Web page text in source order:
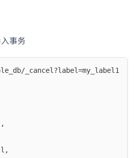
事务
_cancel?label=my_label1